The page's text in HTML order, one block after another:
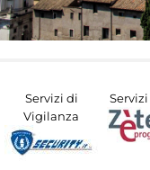
Servizi di
Vigilanza